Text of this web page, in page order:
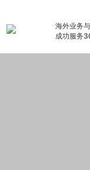
海外业务
成功服务